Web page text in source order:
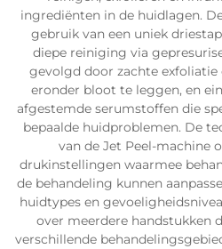
ingrediënten in de huidlagen.
gebruik van een uniek
diepe reiniging via
gevolgd door zachte exfoliatie
eronder bloot te leggen, en
afgestemde serumstoffen die
bepaalde huidproblemen. De
van de Jet Peel-machine
drukinstellingen waarmee
de behandeling kunnen
huidtypes en
over meerdere handstukken
verschillende